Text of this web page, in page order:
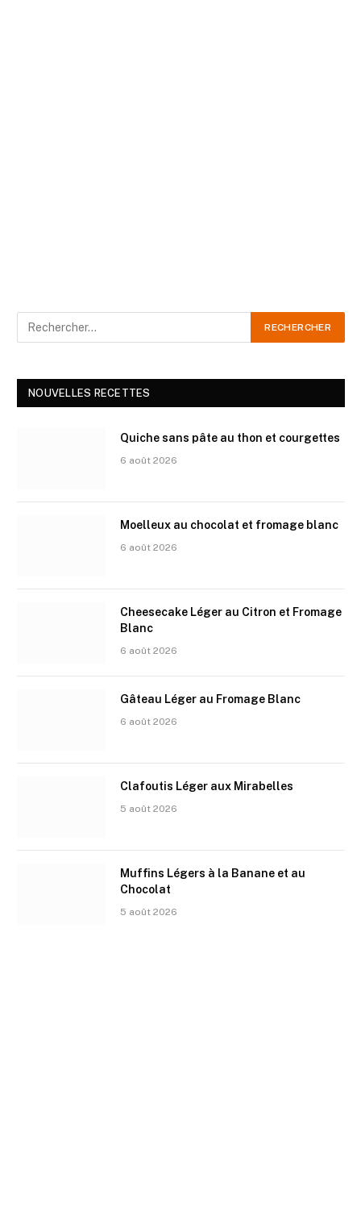
NOUVELLES RECETTES
Quiche sans pâte au thon et courgettes
6 août 2026
Moelleux au chocolat et fromage blanc
6 août 2026
Cheesecake Léger au Citron et Fromage
Blanc
6 août 2026
Gâteau Léger au Fromage Blanc
6 août 2026
Clafoutis Léger aux Mirabelles
5 août 2026
Muffins Légers à la Banane et au
Chocolat
5 août 2026